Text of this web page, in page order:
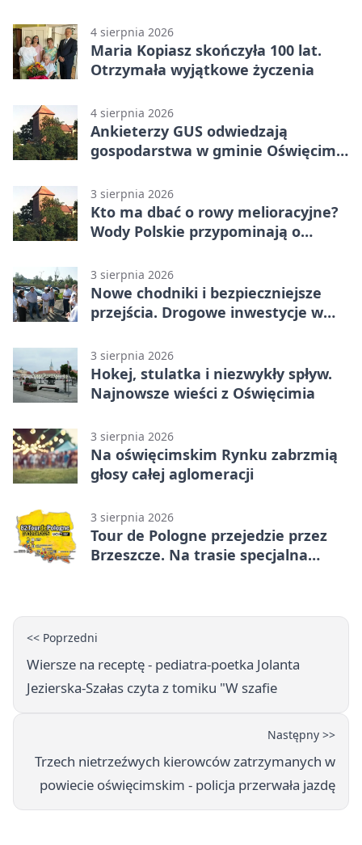
4 sierpnia 2026
Maria Kopiasz skończyła 100 lat.
Otrzymała wyjątkowe życzenia
4 sierpnia 2026
Ankieterzy GUS odwiedzają
gospodarstwa w gminie Oświęcim.
3 sierpnia 2026
Kto ma dbać o rowy melioracyjne?
Wody Polskie przypominają o
3 sierpnia 2026
Nowe chodniki i bezpieczniejsze
przejścia. Drogowe inwestycje w
3 sierpnia 2026
Hokej, stulatka i niezwykły spływ.
Najnowsze wieści z Oświęcimia
3 sierpnia 2026
Na oświęcimskim Rynku zabrzmią
głosy całej aglomeracji
3 sierpnia 2026
Tour de Pologne przejedzie przez
Brzeszcze. Na trasie specjalna
<< Poprzedni
Wiersze na receptę - pediatra-poetka Jolanta
Jezierska-Szałas czyta z tomiku "W szafie
Następny >>
Trzech nietrzeźwych kierowców zatrzymanych w
powiecie oświęcimskim - policja przerwała jazdę